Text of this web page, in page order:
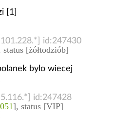
[1]
id:247430
status [żółtodziób]
bylo wiecej
id:247428
], status [VIP]